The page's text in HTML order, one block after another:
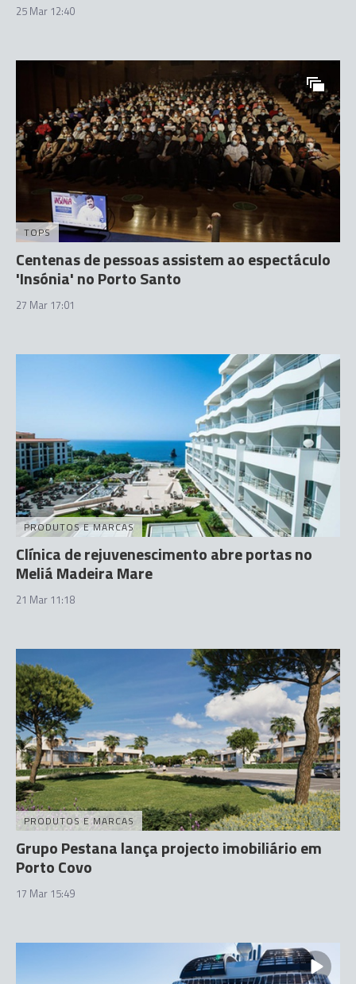
25 Mar 12:40
TOPS
Centenas de pessoas assistem ao espectáculo
'Insónia' no Porto Santo
27 Mar 17:01
PRODUTOS E MARCAS
Clínica de rejuvenescimento abre portas no
Meliá Madeira Mare
21 Mar 11:18
PRODUTOS E MARCAS
Grupo Pestana lança projecto imobiliário em
Porto Covo
17 Mar 15:49